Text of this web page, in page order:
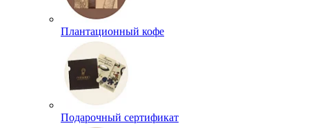
Плантационный кофе
Подарочный сертификат